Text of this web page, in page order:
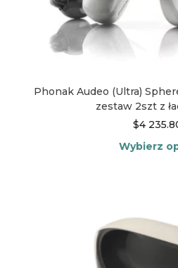
Phonak Audeo (Ultra)
zestaw 2szt z
$4
Wybierz